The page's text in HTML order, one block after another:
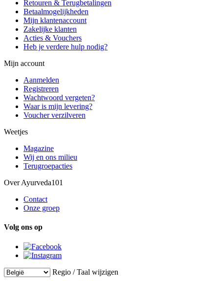
Retouren & Terugbetalingen
Betaalmogelijkheden
Mijn klantenaccount
Zakelijke klanten
Acties & Vouchers
Heb je verdere hulp nodig?
Mijn account
Aanmelden
Registreren
Wachtwoord vergeten?
Waar is mijn levering?
Voucher verzilveren
Weetjes
Magazine
Wij en ons milieu
Terugroepacties
Over Ayurveda101
Contact
Onze groep
Volg ons op
Regio / Taal wijzigen